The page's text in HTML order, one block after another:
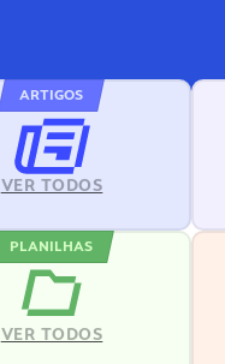
ARTIGOS
VER TODOS
PLANILHAS
VER TODOS